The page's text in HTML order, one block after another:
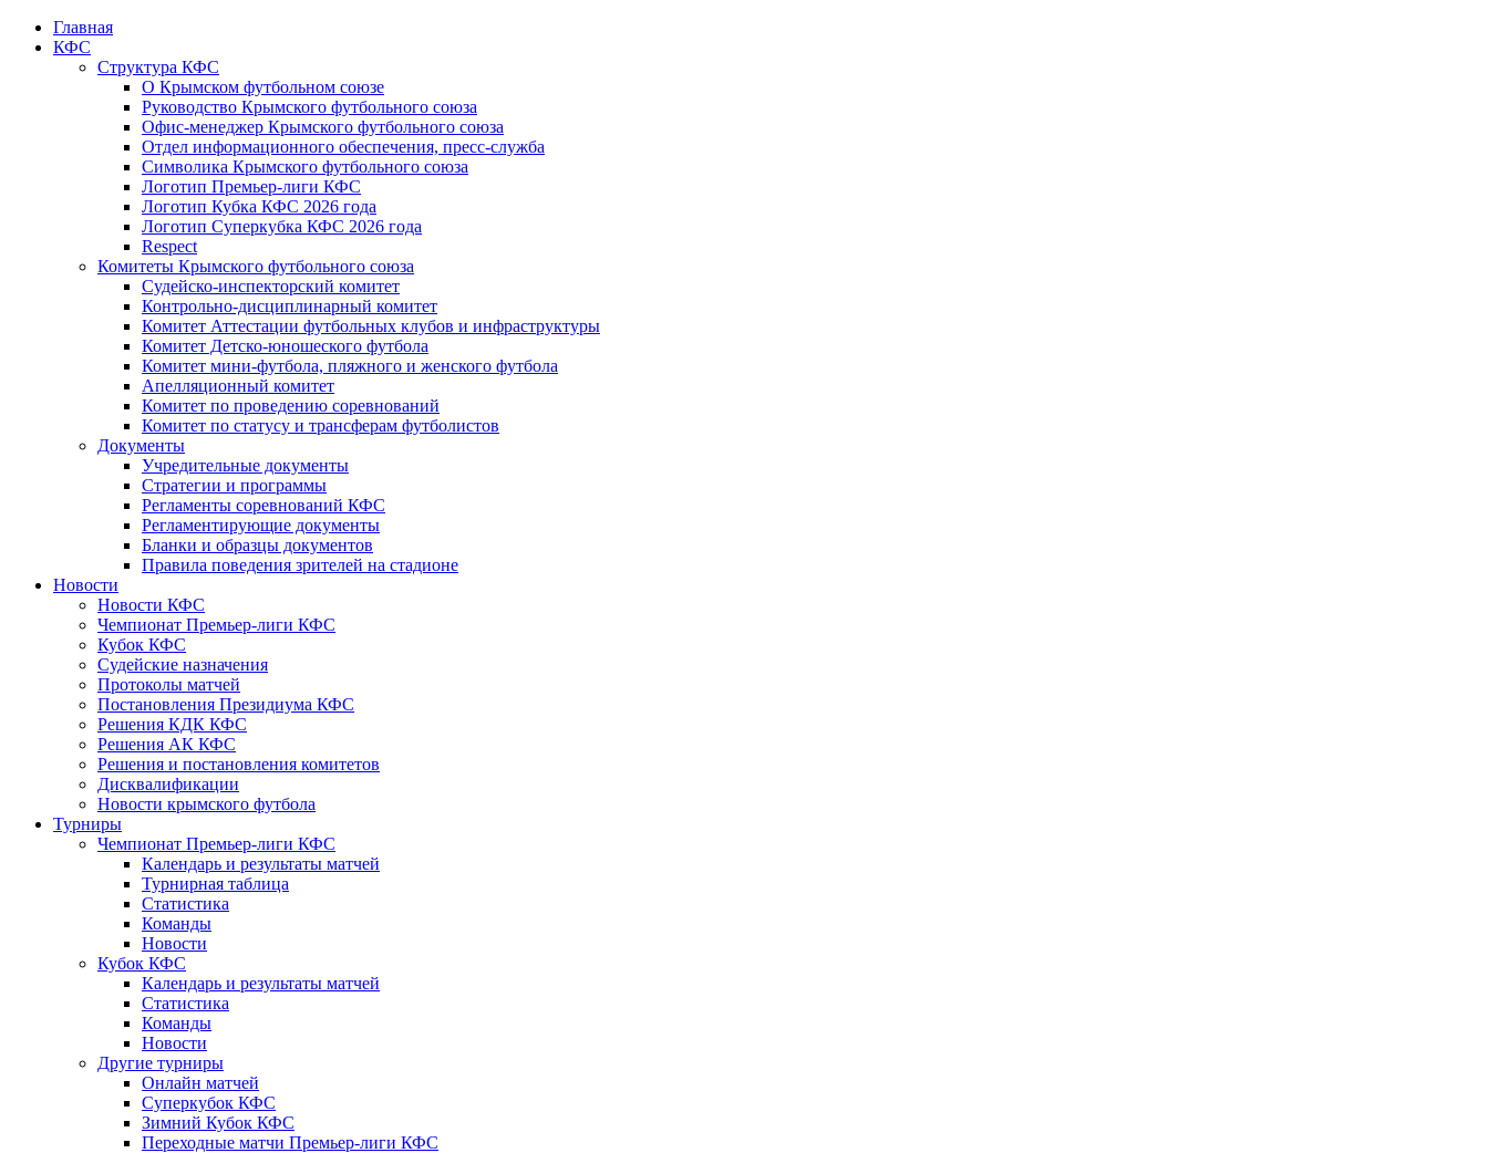
Главная
КФС
Структура КФС
О Крымском футбольном союзе
Руководство Крымского футбольного союза
Офис-менеджер Крымского футбольного союза
Отдел информационного обеспечения, пресс-служба
Символика Крымского футбольного союза
Логотип Премьер-лиги КФС
Логотип Кубка КФС 2026 года
Логотип Суперкубка КФС 2026 года
Respect
Комитеты Крымского футбольного союза
Судейско-инспекторский комитет
Контрольно-дисциплинарный комитет
Комитет Аттестации футбольных клубов и инфраструктуры
Комитет Детско-юношеского футбола
Комитет мини-футбола, пляжного и женского футбола
Апелляционный комитет
Комитет по проведению соревнований
Комитет по статусу и трансферам футболистов
Документы
Учредительные документы
Стратегии и программы
Регламенты соревнований КФС
Регламентирующие документы
Бланки и образцы документов
Правила поведения зрителей на стадионе
Новости
Новости КФС
Чемпионат Премьер-лиги КФС
Кубок КФС
Судейские назначения
Протоколы матчей
Постановления Президиума КФС
Решения КДК КФС
Решения АК КФС
Решения и постановления комитетов
Дисквалификации
Новости крымского футбола
Турниры
Чемпионат Премьер-лиги КФС
Календарь и результаты матчей
Турнирная таблица
Статистика
Команды
Новости
Кубок КФС
Календарь и результаты матчей
Статистика
Команды
Новости
Другие турниры
Онлайн матчей
Суперкубок КФС
Зимний Кубок КФС
Переходные матчи Премьер-лиги КФС